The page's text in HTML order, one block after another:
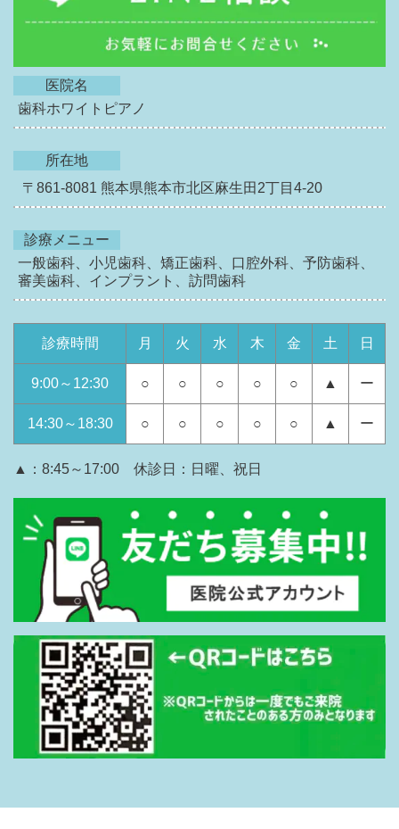
医院名
歯科ホワイトピアノ
所在地
〒861-8081 熊本県熊本市北区麻生田2丁目4-20
診療メニュー
一般歯科、小児歯科、矯正歯科、口腔外科、予防歯科、
審美歯科、インプラント、訪問歯科
診療時間 月 火 水 木 金 土 日
9:00～12:30 ○ ○ ○ ○ ○ ▲ ー
14:30～18:30 ○ ○ ○ ○ ○ ▲ ー
▲：8:45～17:00 休診日：日曜、祝日